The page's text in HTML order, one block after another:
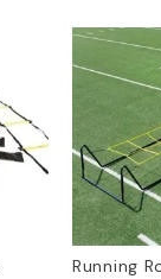
Running